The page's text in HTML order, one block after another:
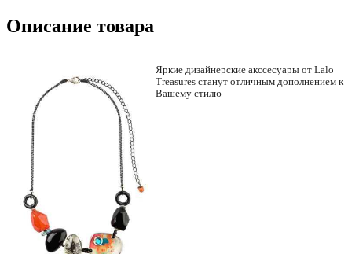
Описание товара
Яркие дизайнерские акссесуары от Lalo
Treasures станут отличным дополнением к
Вашему стилю